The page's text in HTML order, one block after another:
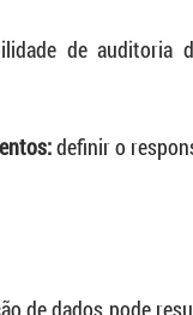
de auditoria
definir o
de dados pode